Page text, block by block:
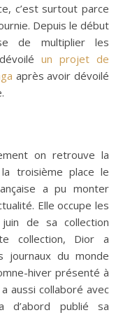
c’est surtout parce
Depuis le début
de multiplier les
un projet de
après avoir dévoilé
on retrouve la
troisième place le
a pu monter
Elle occupe les
de sa collection
collection, Dior a
du monde
hiver présenté à
aussi collaboré avec
publié sa